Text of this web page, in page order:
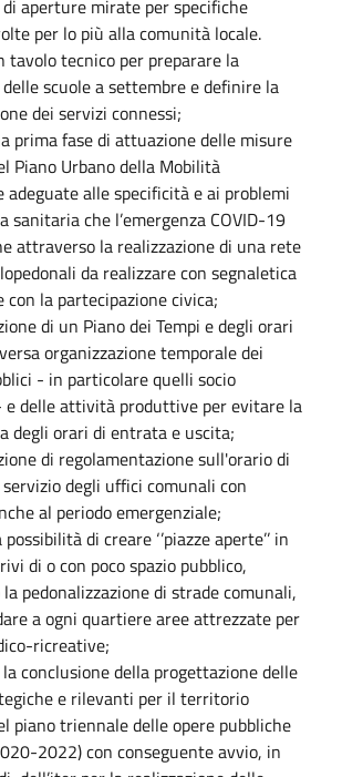
aperture mirate per specifiche
per lo più alla comunità locale.
tavolo tecnico per preparare la
scuole a settembre e definire la
dei servizi connessi;
prima fase di attuazione delle misure
Piano Urbano della Mobilità
adeguate alle specificità e ai problemi
sanitaria che l’emergenza COVID-19
attraverso la realizzazione di una rete
da realizzare con segnaletica
con la partecipazione civica;
di un Piano dei Tempi e degli orari
organizzazione temporale dei
- in particolare quelli socio
e delle attività produttive per evitare la
degli orari di entrata e uscita;
di regolamentazione sull'orario di
degli uffici comunali con
al periodo emergenziale;
di creare ‘’piazze aperte’’ in
di o con poco spazio pubblico,
pedonalizzazione di strade comunali,
a ogni quartiere aree attrezzate per
ricreative;
conclusione della progettazione delle
e rilevanti per il territorio
piano triennale delle opere pubbliche
2022) con conseguente avvio, in